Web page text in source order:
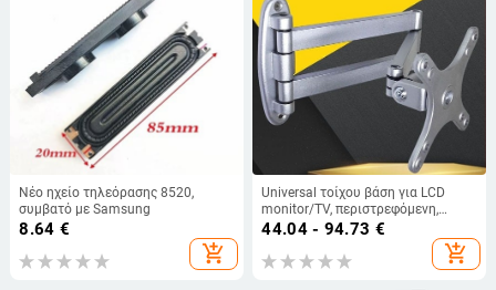
Νέο ηχείο τηλεόρασης 8520,
συμβατό με Samsung
8.64 €
add_shopping_cart
Universal τοίχου βάση για LCD
monitor/TV, περιστρεφόμενη,
αναπτυσσόμενη, ρυθμιζόμενη,
μοντέλο W100, Creation Vision
44.04 - 94.73 €
add_shopping_cart